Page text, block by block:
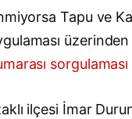
Tapu ve
sorgulaması
ilçesi İmar